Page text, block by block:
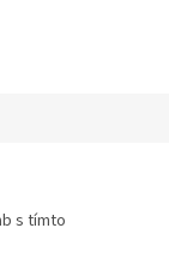
s tímto